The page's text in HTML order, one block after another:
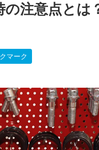
注意点とは
マーク